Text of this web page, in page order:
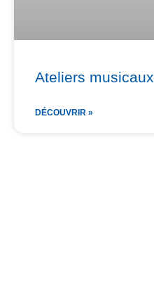
Ateliers musicaux
DÉCOUVRIR »